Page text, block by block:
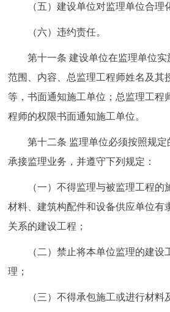
（五）建设单位对监理单位合理
（六）违约责任。
第十一条 建设单位在监理单位实
范围、内容、总监理工程师姓名及其
等，书面通知施工单位；总监理工程
程师的权限书面通知施工单位。
第十二条 监理单位必须按照规定
承接监理业务，并遵守下列规定：
（一）不得监理与被监理工程的
材料、建筑构配件和设备供应单位有
关系的建设工程；
（二）禁止将本单位监理的建设
理；
（三）不得承包施工或进行材料